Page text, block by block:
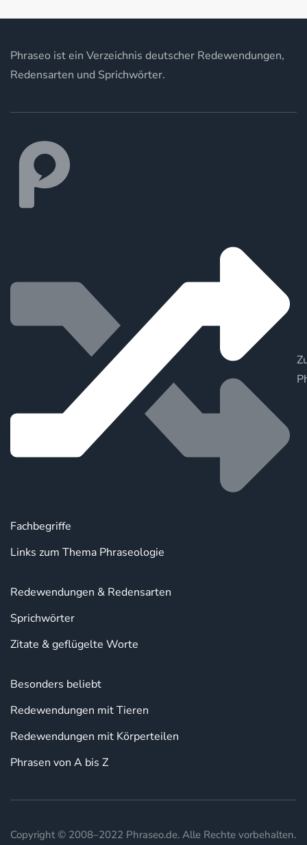
Phraseo ist ein Verzeichnis deutscher Redewendungen,
Redensarten und Sprichwörter.
Fachbegriffe
Links zum Thema Phraseologie
Redewendungen & Redensarten
Sprichwörter
Zitate & geflügelte Worte
Besonders beliebt
Redewendungen mit Tieren
Redewendungen mit Körperteilen
Phrasen von A bis Z
Copyright © 2008–2022 Phraseo.de. Alle Rechte vorbehalten.